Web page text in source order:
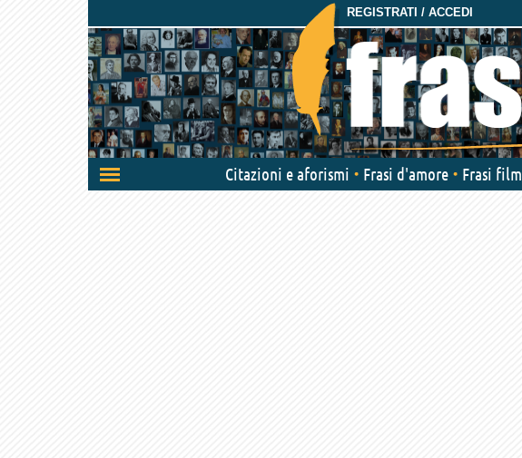
REGISTRATI / ACCEDI
Attiva/disattiva
navigazione
Citazioni e aforismi Frasi d'amore Frasi film